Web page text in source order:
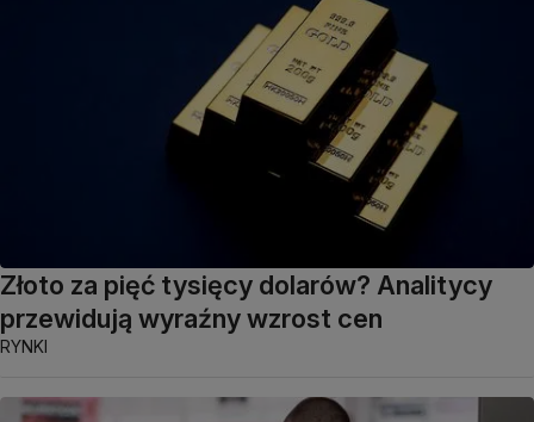
Złoto za pięć tysięcy dolarów? Analitycy
przewidują wyraźny wzrost cen
RYNKI